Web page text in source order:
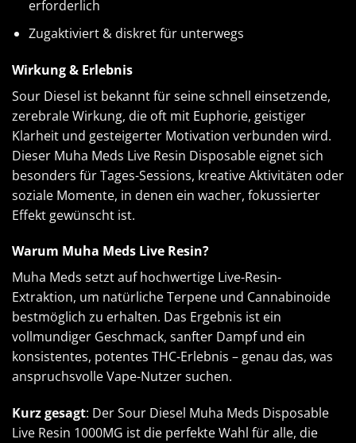
erforderlich
Zugaktiviert & diskret für unterwegs
Wirkung & Erlebnis
Sour Diesel ist bekannt für seine schnell einsetzende,
zerebrale Wirkung, die oft mit Euphorie, geistiger
Klarheit und gesteigerter Motivation verbunden wird.
Dieser Muha Meds Live Resin Disposable eignet sich
besonders für Tages-Sessions, kreative Aktivitäten oder
soziale Momente, in denen ein wacher, fokussierter
Effekt gewünscht ist.
Warum Muha Meds Live Resin?
Muha Meds setzt auf hochwertige Live-Resin-
Extraktion, um natürliche Terpene und Cannabinoide
bestmöglich zu erhalten. Das Ergebnis ist ein
vollmundiger Geschmack, sanfter Dampf und ein
konsistentes, potentes THC-Erlebnis – genau das, was
anspruchsvolle Vape-Nutzer suchen.
Kurz gesagt: Der Sour Diesel Muha Meds Disposable
Live Resin 1000MG ist die perfekte Wahl für alle, die